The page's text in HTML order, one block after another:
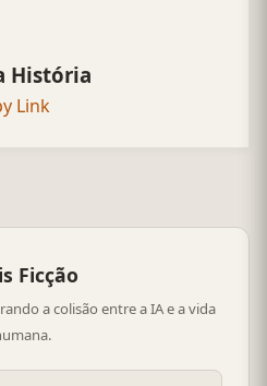
História
Link
Ficção
a colisão entre a IA e a vida